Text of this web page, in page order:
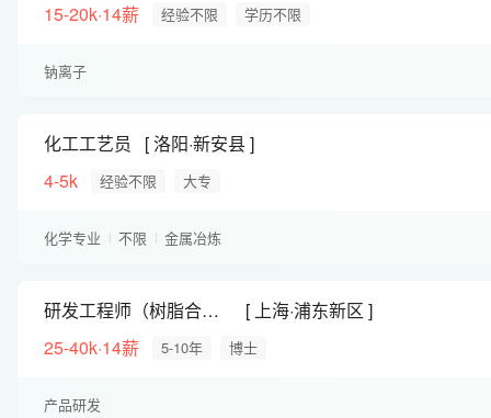
15-20k·14薪
经验不限 学历不限
钠离子
化工工艺员
洛阳·新安县
4-5k
经验不限 大专
化学专业 不限 金属冶炼
研发工程师（树脂合成、胶类产品）
上海·浦东新区
25-40k·14薪
5-10年 博士
产品研发